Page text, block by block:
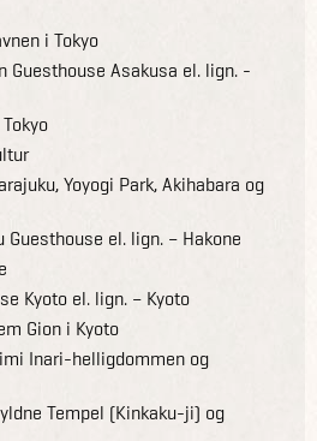
i Tokyo
Guesthouse Asakusa el. lign. -
Yoyogi Park, Akihabara og
Guesthouse el. lign. – Hakone
Kyoto el. lign. – Kyoto
Gion i Kyoto
Inari-helligdommen og
Tempel (Kinkaku-ji) og